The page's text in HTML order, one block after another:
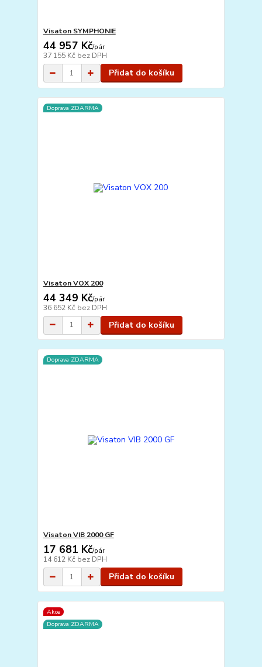
Visaton SYMPHONIE
44 957 Kč/pár
37 155 Kč bez DPH
Přidat do košíku
Doprava ZDARMA
Visaton VOX 200
44 349 Kč/pár
36 652 Kč bez DPH
Přidat do košíku
Doprava ZDARMA
Visaton VIB 2000 GF
17 681 Kč/pár
14 612 Kč bez DPH
Přidat do košíku
Akce
Doprava ZDARMA